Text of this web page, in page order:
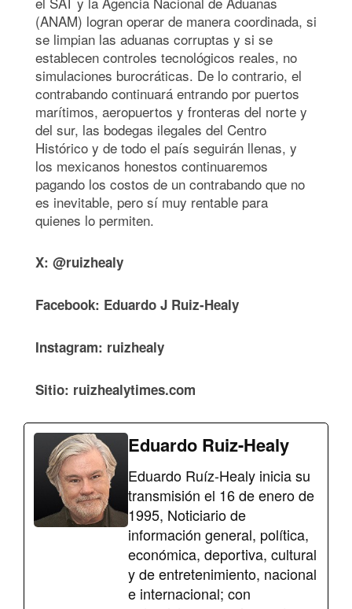
(ANAM) logran operar de manera coordinada, si
se limpian las aduanas corruptas y si se
establecen controles tecnológicos reales, no
simulaciones burocráticas. De lo contrario, el
contrabando continuará entrando por puertos
marítimos, aeropuertos y fronteras del norte y
del sur, las bodegas ilegales del Centro
Histórico y de todo el país seguirán llenas, y
los mexicanos honestos continuaremos
pagando los costos de un contrabando que no
es inevitable, pero sí muy rentable para
quienes lo permiten.
X: @ruizhealy
Facebook: Eduardo J Ruiz-Healy
Instagram: ruizhealy
Sitio: ruizhealytimes.com
Eduardo Ruiz-Healy
Eduardo Ruíz-Healy inicia su
transmisión el 16 de enero de
1995, Noticiario de
información general, política,
económica, deportiva, cultural
y de entretenimiento, nacional
e internacional; con